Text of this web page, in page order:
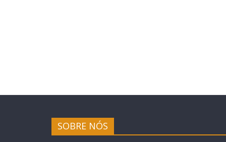
SOBRE NÓS